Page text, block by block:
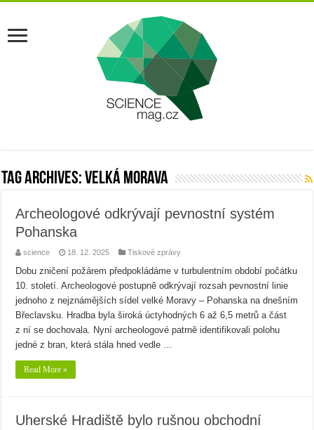
Tag Archives:velká morava
Archeologové odkrývají pevnostní systém
Pohanska
science 18. 12. 2025 Tiskové zprávy
Dobu zničení požárem předpokládáme v turbulentním období počátku
10. století. Archeologové postupně odkrývají rozsah pevnostní linie
jednoho z nejznámějších sídel velké Moravy – Pohanska na dnešním
Břeclavsku. Hradba byla široká úctyhodných 6 až 6,5 metrů a část
z ní se dochovala. Nyní archeologové patrně identifikovali polohu
jedné z bran, která stála hned vedle …
Read More »
Uherské Hradiště bylo rušnou obchodní